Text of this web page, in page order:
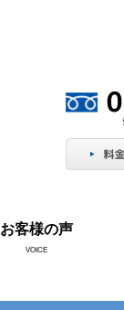
お客様の声
VOICE